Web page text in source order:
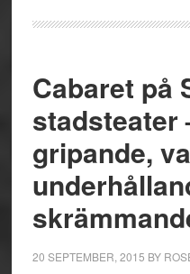
Cabaret på
stadsteater
gripande,
20 SEPTEMBER, 2015 BY